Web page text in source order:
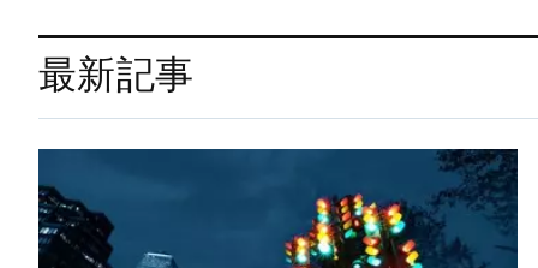
最新記事